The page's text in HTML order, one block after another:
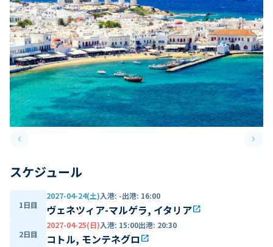
keyboard_arrow_leftPrevious slide keyboard_arrow_right
スケジュール
1日目
2027-04-24(土)入港: -出港: 16:00
ヴェネツィア-マルゲラ, イタリアopen_in_new
2日目
2027-04-25(日)入港: 15:00出港: 20:30
コトル, モンテネグロopen_in_new